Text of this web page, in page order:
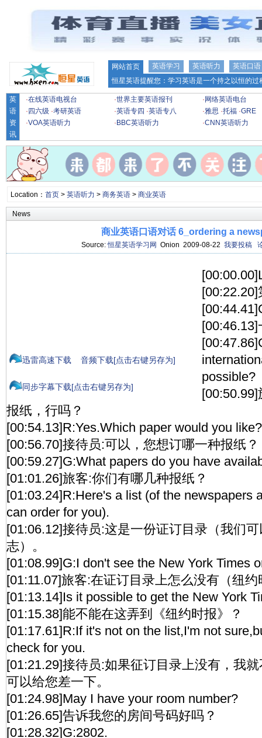
网站首页 英语学习 英语听力
英语口语
恒星英语提醒您：学习英语是一个持之以恒的
英
语
资
讯
·在线英语电视台 ·世界主要英语报刊 · 网络英语电台
· 四六级 ·考研英语 ·英语专四 ·英语专八 ·雅思 ·托福 ·GRE
·VOA英语听力 · BBC英语听力 ·CNN英语听力
Location： 首页> 英语听力 > 商务英语> 商业英语
News
商业英语口语对话 6_ordering a
Source:恒星英语学习网 Onion 2009-08-22 我要投稿
迅雷高速下载 音频下载[点击右键另存为]
同步字幕下载[点击右键另存为]
[00:22.20]
possible?
报纸，行吗？
[00:54.13]R:Yes.Which paper would you like?
[00:56.70]接待员:可以，您想订哪一种报纸？
[00:59.27]G:What papers do you have
[01:01.26]旅客:你们有哪几种报纸？
[01:03.24]R:Here's a list (of the newspapers
can order for you).
[01:06.12]接待员:这是一份证订目录（我们
志）。
[01:08.99]G:I don't see the New York Times
[01:11.07]旅客:在证订目录上怎么没有（纽
[01:13.14]Is it possible to get the New York
[01:15.38]能不能在这弄到《纽约时报》？
[01:17.61]R:If it's not on the list,I'm not
check for you.
[01:21.29]接待员:如果征订目录上没有，我
可以给您差一下。
[01:24.98]May I have your room number?
[01:26.65]告诉我您的房间号码好吗？
[01:28.32]G:2802.